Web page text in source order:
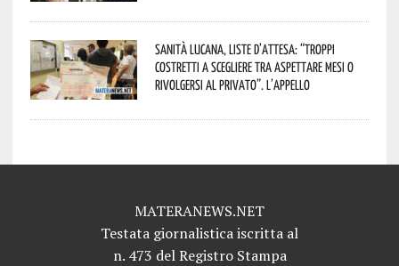
Sanità lucana, liste d’attesa: “Troppi
costretti a scegliere tra aspettare mesi o
rivolgersi al privato”. L’appello
MATERANEWS.NET
Testata giornalistica iscritta al
n. 473 del Registro Stampa